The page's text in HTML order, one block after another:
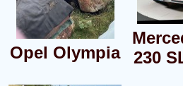
Opel Olympia
230